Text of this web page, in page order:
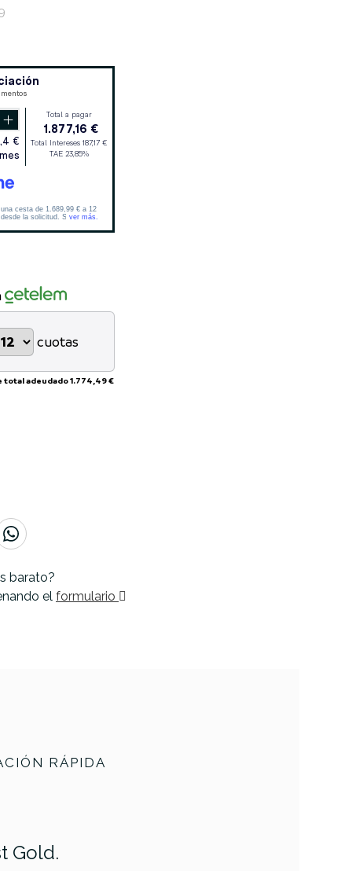
cuotas
total adeudado1.774,49 €
barato?
el formulario
RÁPIDA
Gold.